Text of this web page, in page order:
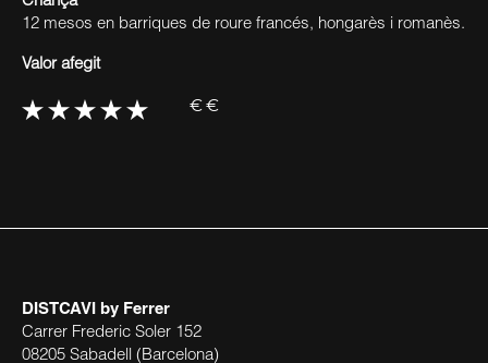
12 mesos en barriques de roure francés, hongarès i romanès.
Valor afegit
€€
DISTCAVI by Ferrer
Carrer Frederic Soler 152
08205 Sabadell (Barcelona)